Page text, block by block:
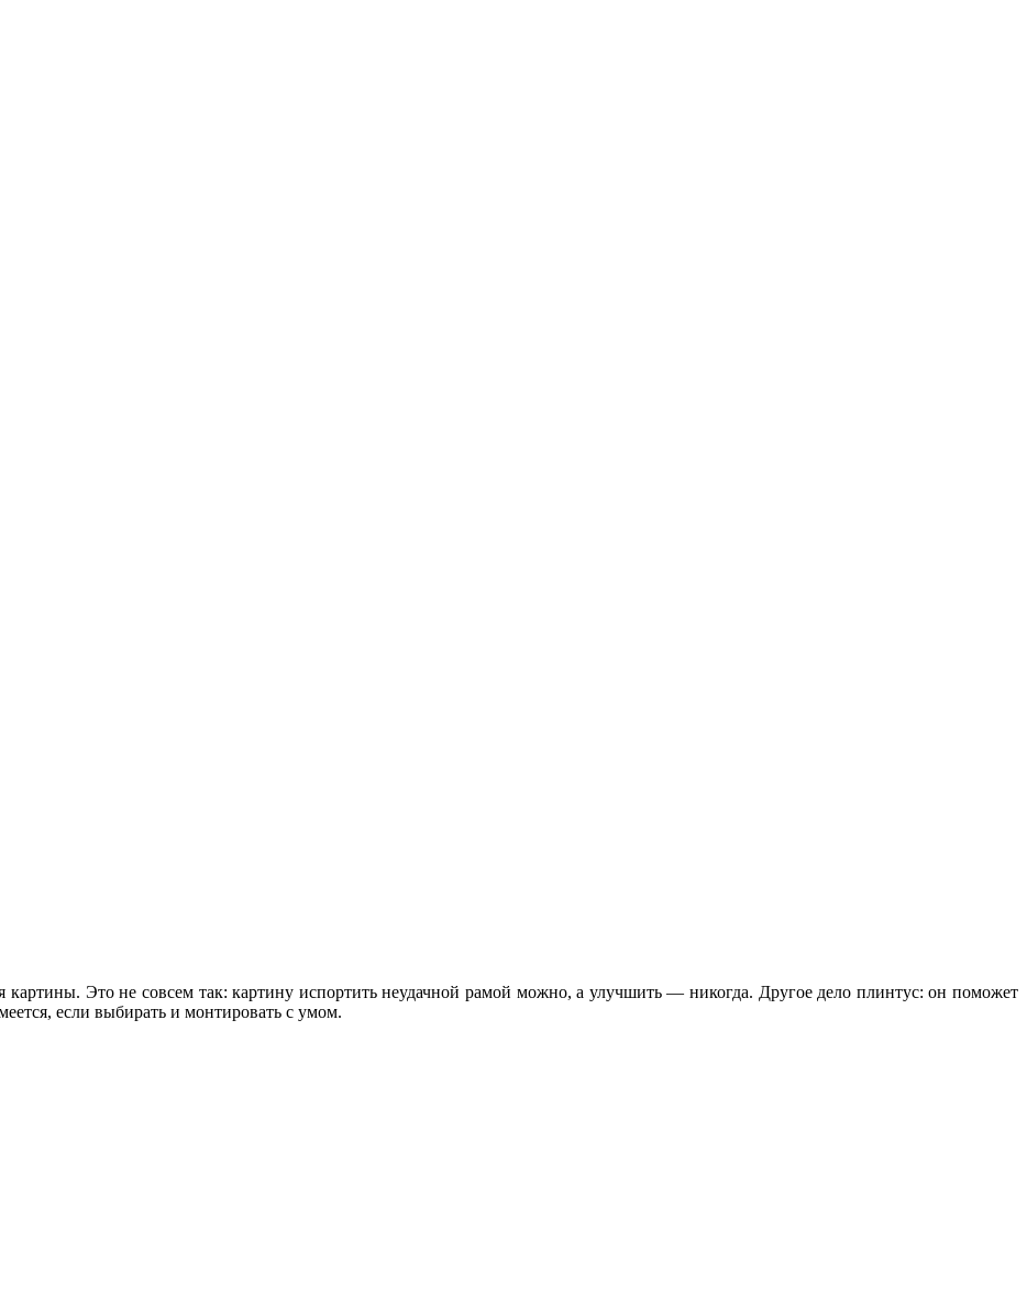
картины. Это не совсем так: картину испортить неудачной рамой можно, а улучшить — никогда. Другое дело плинтус: он поможет
если выбирать и монтировать с умом.